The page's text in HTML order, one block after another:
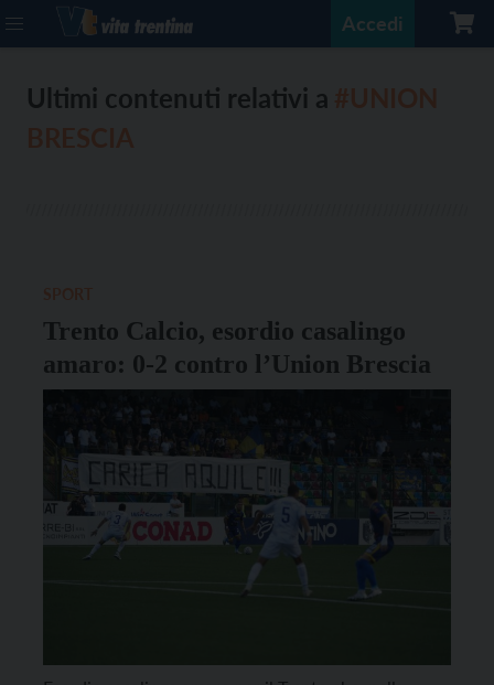
Accedi
Ultimi contenuti relativi a
Trento Calcio, esordio casalingo
amaro: 0-2 contro l’Union Brescia